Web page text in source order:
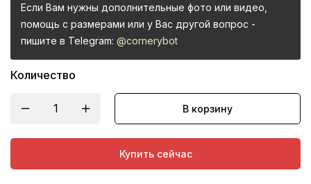
Если Вам нужны дополнительные фото или видео,
помощь с размерами или у Вас другой вопрос -
пишите в Telegram: @cornerybot
Количество
В корзину
Купить сейчас